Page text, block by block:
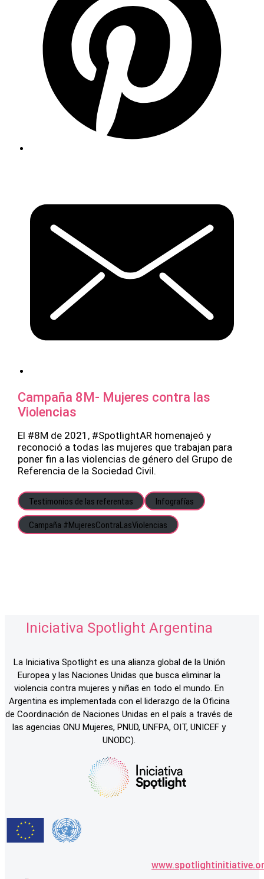
Campaña 8M- Mujeres contra las
Violencias
El #8M de 2021, #SpotlightAR homenajeó y
reconoció a todas las mujeres que trabajan para
poner fin a las violencias de género del Grupo de
Referencia de la Sociedad Civil.
Testimonios de las referentas Infografías
Campaña #MujeresContraLasViolencias
Iniciativa Spotlight Argentina
La Iniciativa Spotlight es una alianza global de la Unión
Europea y las Naciones Unidas que busca eliminar la
violencia contra mujeres y niñas en todo el mundo. En
Argentina es implementada con el liderazgo de la Oficina
de Coordinación de Naciones Unidas en el país a través de
las agencias ONU Mujeres, PNUD, UNFPA, OIT, UNICEF y
UNODC).